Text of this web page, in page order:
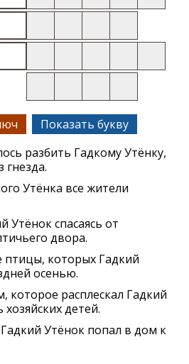
Показать букву
разбить Гадкому Утёнку,
гнезда.
Утёнка все жители
Утёнок спасаясь от
двора.
птицы, которых Гадкий
осенью.
которое расплескал Гадкий
детей.
Утёнок попал в дом к